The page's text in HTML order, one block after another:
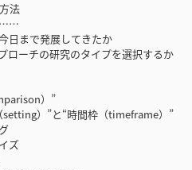
法
……
まで発展してきたか
ーチの研究のタイプを選択するか
）”
）”と“時間枠（timeframe）”
ズ